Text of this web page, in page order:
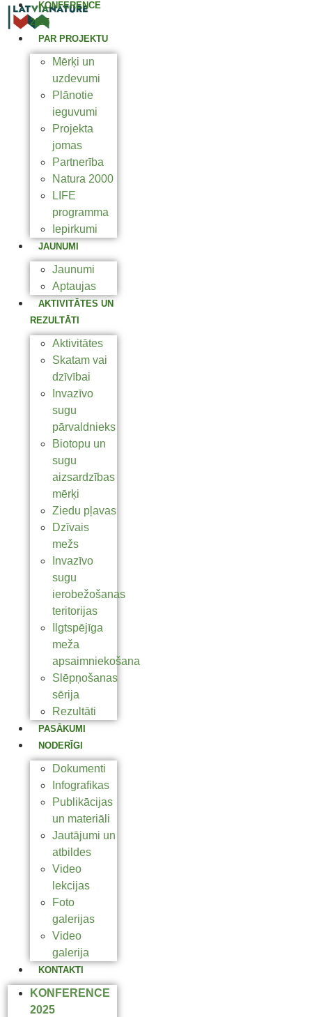
KONFERENCE
2025
PAR PROJEKTU
Mērķi un
uzdevumi
Plānotie
ieguvumi
Projekta
jomas
Partnerība
Natura 2000
LIFE
programma
Iepirkumi
JAUNUMI
Jaunumi
Aptaujas
AKTIVITĀTES UN
REZULTĀTI
Aktivitātes
Skatam vai
dzīvībai
Invazīvo
sugu
pārvaldnieks
Biotopu un
sugu
aizsardzības
mērķi
Ziedu pļavas
Dzīvais
mežs
Invazīvo
sugu
ierobežošanas
teritorijas
Ilgtspējīga
meža
apsaimniekošana
Slēpņošanas
sērija
Rezultāti
PASĀKUMI
NODERĪGI
Dokumenti
Infografikas
Publikācijas
un materiāli
Jautājumi un
atbildes
Video
lekcijas
Foto
galerijas
Video
galerija
KONTAKTI
KONFERENCE
2025